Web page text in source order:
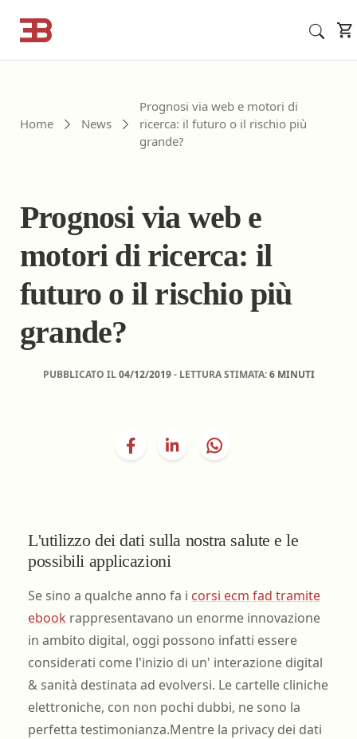
Home News
Prognosi via web e motori di
ricerca: il futuro o il rischio più
grande?
Prognosi via web e
motori di ricerca: il
futuro o il rischio più
grande?
PUBBLICATO IL04/12/2019- LETTURA STIMATA:6 MINUTI
L'utilizzo dei dati sulla nostra salute e le
possibili applicazioni
Se sino a qualche anno fa i corsi ecm fad tramite
ebook rappresentavano un enorme innovazione
in ambito digital, oggi possono infatti essere
considerati come l'inizio di un' interazione digital
& sanità destinata ad evolversi. Le cartelle cliniche
elettroniche, con non pochi dubbi, ne sono la
perfetta testimonianza.Mentre la privacy dei dati